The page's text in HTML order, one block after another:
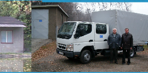
úvodní stránka |